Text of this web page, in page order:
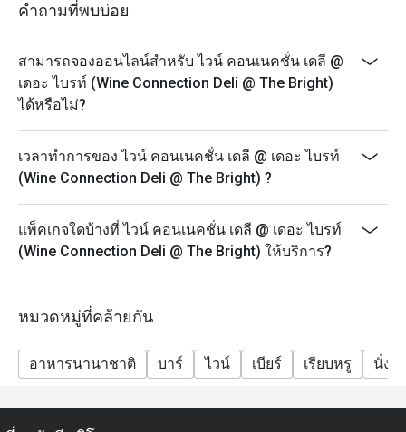
คำถามที่พบบ่อย
สามารถจองออนไลน์สำหรับ ไวน์ คอนเนคชั่น เดลี @
เดอะ ไบรท์ (Wine Connection Deli @ The Bright)
ได้หรือไม่?
เวลาทำการของ ไวน์ คอนเนคชั่น เดลี @ เดอะ ไบรท์
(Wine Connection Deli @ The Bright) ?
แพ็คเกจใดบ้างที่ ไวน์ คอนเนคชั่น เดลี @ เดอะ ไบรท์
(Wine Connection Deli @ The Bright) ให้บริการ?
หมวดหมู่ที่คล้ายกัน
อาหารนานาชาติ บาร์ ไวน์ เบียร์ เรียบหรู นั่งส